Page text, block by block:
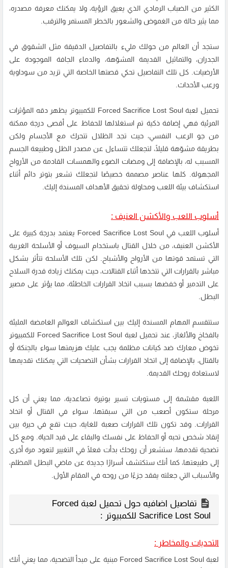
الكثير من الضباب الرمادي الذي يعيق الرؤية، ولا يمكنك معرفة مصدره،
مما يثير حالة من الغموض والشعور بالخطر المستمر والترقب.
ستجد أن العالم من حولك مليء بالتفاصيل الدقيقة مثل الشقوق في
الجدران، والتماثيل القديمة المشوّهة، والدماء الجافة الموجودة على
الأرضيات. كل تلك التفاصيل تحكي قصتها الخاصة التي تزيد من سوداوية
ورعب الأحداث.
تحميل لعبة Forced Sacrifice Lost Soul للكمبيوتر يظهر دقه المؤثرات
المرئية فهي إضافة ذكية تم استغلالها للحفاظ على أقصى درجة ممكنة
من جو الرعب النفسي، حيث تجد الظلال تتحرك مع الأجسام ولكن
بطريقة مشوّهة قليلًا، لتجعلك تتساءل عن مصدر الظل وطبيعة الجسم
المسبب له، بالإضافة إلى ومضات الضوء والهمسات القادمة من الأرواح
المجهولة. كلها عناصر مصممة خصيصًا لتجعلك تشعر بتوتر دائم أثناء
استكشاف بيئة اللعب ومحاولة تحقيق الأهداف المسندة إليك.
أسلوب اللعب والأكشن العنيف :
أسلوب اللعب في Forced Sacrifice Lost Soul يعتمد بدرجة كبيرة على
الأكشن العنيف، من خلال القتال باستخدام السيوف أو الأسلحة الغريبة
التي تستمد قوتها من الأرواح والأشباح. لكن تلك الأسلحة تتأثر بشكل
مباشر بالقرارات التي تتخذها أثناء القتالات، حيث يمكنك زيادة قدرة السلاح
على التدمير أو خفضها بسبب اتخاذ القرارات الخاطئة، مما يؤثر على مصير
البطل.
ستتقسم المهام المسندة إليك بين استكشاف العوالم الغامضة المليئة
بالفخاخ والألغاز، عند تحميل لعبة Forced Sacrifice Lost Soul للكمبيوتر
تخوض معارك ضد كيانات مظلمة يجب عليك هزيمتها سواء بالحِنكة أو
بالقتال، بالإضافة إلى اتخاذ القرارات بشأن التضحيات التي يمكنك تقديمها
لاستعادة روحك القديمة.
اللعبة مقسّمة إلى مستويات تسير بوتيرة تصاعدية، مما يعني أن كل
مرحلة ستكون أصعب من التي سبقتها، سواء في القتال أو اتخاذ
القرارات. وقد تكون تلك القرارات صعبة للغاية، حيث تقع في حيرة بين
إنقاذ شخص تحبه أو الحفاظ على نفسك والبقاء على قيد الحياة. ومع كل
تضحية تقدمها، ستشعر أن روحك بدأت فعلًا في التغيير لتعود مرة أخرى
إلى طبيعتها، كما أنك ستكتشف أسرارًا جديدة عن ماضي البطل المظلم،
والأسباب التي جعلته يفقد جزءًا من روحه في المقام الأول.
تفاصيل اضافيه حول تحميل لعبة Forced
Sacrifice Lost Soul للكمبيوتر :
التحديات والمخاطر :
لعبة Forced Sacrifice Lost Soul مبنية على مبدأ التضحية، مما يعني أنك